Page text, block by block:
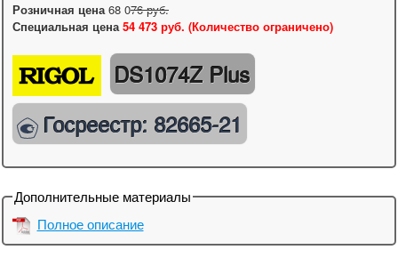
Розничная цена68 076руб.
Специальная цена54 473 руб. (Количество ограничено)
DS1074Z Plus
Госреестр: 82665-21
Дополнительные материалы
Полное описание